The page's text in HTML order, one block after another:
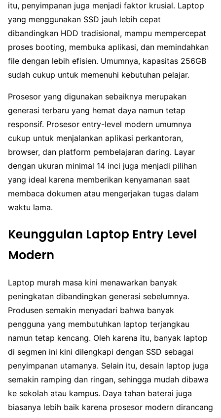
itu, penyimpanan juga menjadi faktor krusial. Laptop
yang menggunakan SSD jauh lebih cepat
dibandingkan HDD tradisional, mampu mempercepat
proses booting, membuka aplikasi, dan memindahkan
file dengan lebih efisien. Umumnya, kapasitas 256GB
sudah cukup untuk memenuhi kebutuhan pelajar.
Prosesor yang digunakan sebaiknya merupakan
generasi terbaru yang hemat daya namun tetap
responsif. Prosesor entry-level modern umumnya
cukup untuk menjalankan aplikasi perkantoran,
browser, dan platform pembelajaran daring. Layar
dengan ukuran minimal 14 inci juga menjadi pilihan
yang ideal karena memberikan kenyamanan saat
membaca dokumen atau mengerjakan tugas dalam
waktu lama.
Keunggulan Laptop Entry Level
Modern
Laptop murah masa kini menawarkan banyak
peningkatan dibandingkan generasi sebelumnya.
Produsen semakin menyadari bahwa banyak
pengguna yang membutuhkan laptop terjangkau
namun tetap kencang. Oleh karena itu, banyak laptop
di segmen ini kini dilengkapi dengan SSD sebagai
penyimpanan utamanya. Selain itu, desain laptop juga
semakin ramping dan ringan, sehingga mudah dibawa
ke sekolah atau kampus. Daya tahan baterai juga
biasanya lebih baik karena prosesor modern dirancang